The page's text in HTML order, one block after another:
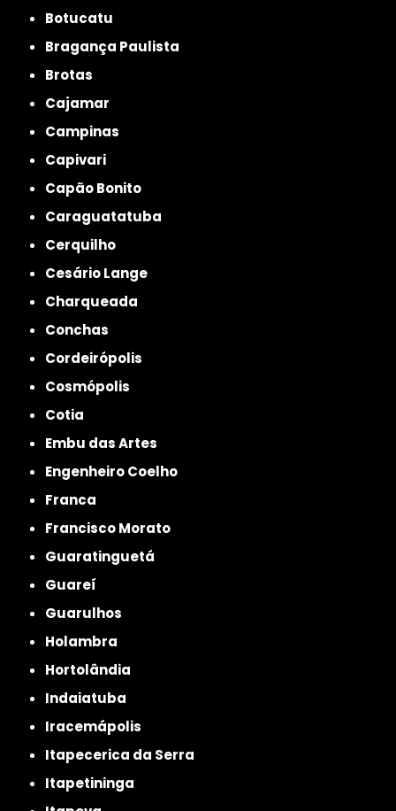
Botucatu
Bragança Paulista
Brotas
Cajamar
Campinas
Capivari
Capão Bonito
Caraguatatuba
Cerquilho
Cesário Lange
Charqueada
Conchas
Cordeirópolis
Cosmópolis
Cotia
Embu das Artes
Engenheiro Coelho
Franca
Francisco Morato
Guaratinguetá
Guareí
Guarulhos
Holambra
Hortolândia
Indaiatuba
Iracemápolis
Itapecerica da Serra
Itapetininga